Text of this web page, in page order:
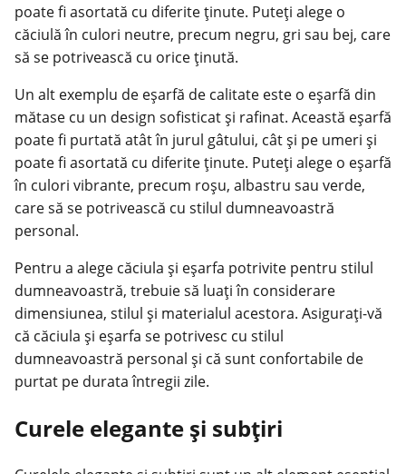
poate fi asortată cu diferite ținute. Puteți alege o
căciulă în culori neutre, precum negru, gri sau bej, care
să se potrivească cu orice ținută.
Un alt exemplu de eșarfă de calitate este o eșarfă din
mătase cu un design sofisticat și rafinat. Această eșarfă
poate fi purtată atât în jurul gâtului, cât și pe umeri și
poate fi asortată cu diferite ținute. Puteți alege o eșarfă
în culori vibrante, precum roșu, albastru sau verde,
care să se potrivească cu stilul dumneavoastră
personal.
Pentru a alege căciula și eșarfa potrivite pentru stilul
dumneavoastră, trebuie să luați în considerare
dimensiunea, stilul și materialul acestora. Asigurați-vă
că căciula și eșarfa se potrivesc cu stilul
dumneavoastră personal și că sunt confortabile de
purtat pe durata întregii zile.
Curele elegante și subțiri